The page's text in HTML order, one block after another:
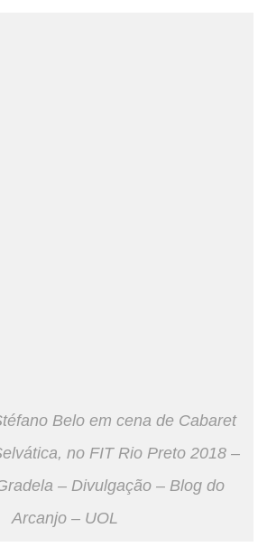
Belo em cena de Cabaret
no FIT Rio Preto 2018 –
– Divulgação – Blog do
Arcanjo – UOL